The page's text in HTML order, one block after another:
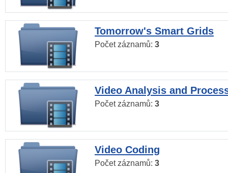
Tomorrow's Smart Grids
Počet záznamů: 3
Video Analysis and
Počet záznamů: 3
Video Coding
Počet záznamů: 3